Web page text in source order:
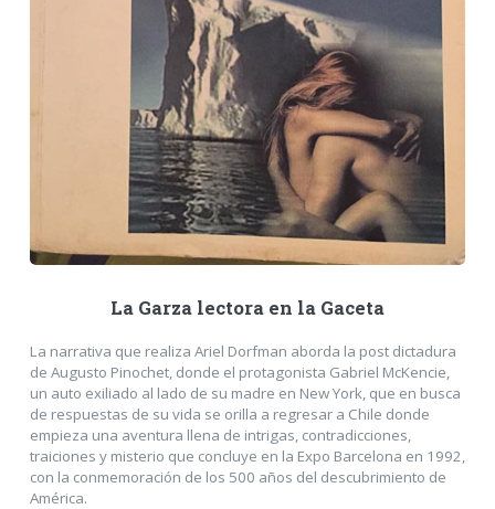
La Garza lectora en la Gaceta
La narrativa que realiza Ariel Dorfman aborda la post dictadura
de Augusto Pinochet, donde el protagonista Gabriel McKencie,
un auto exiliado al lado de su madre en New York, que en busca
de respuestas de su vida se orilla a regresar a Chile donde
empieza una aventura llena de intrigas, contradicciones,
traiciones y misterio que concluye en la Expo Barcelona en 1992,
con la conmemoración de los 500 años del descubrimiento de
América.